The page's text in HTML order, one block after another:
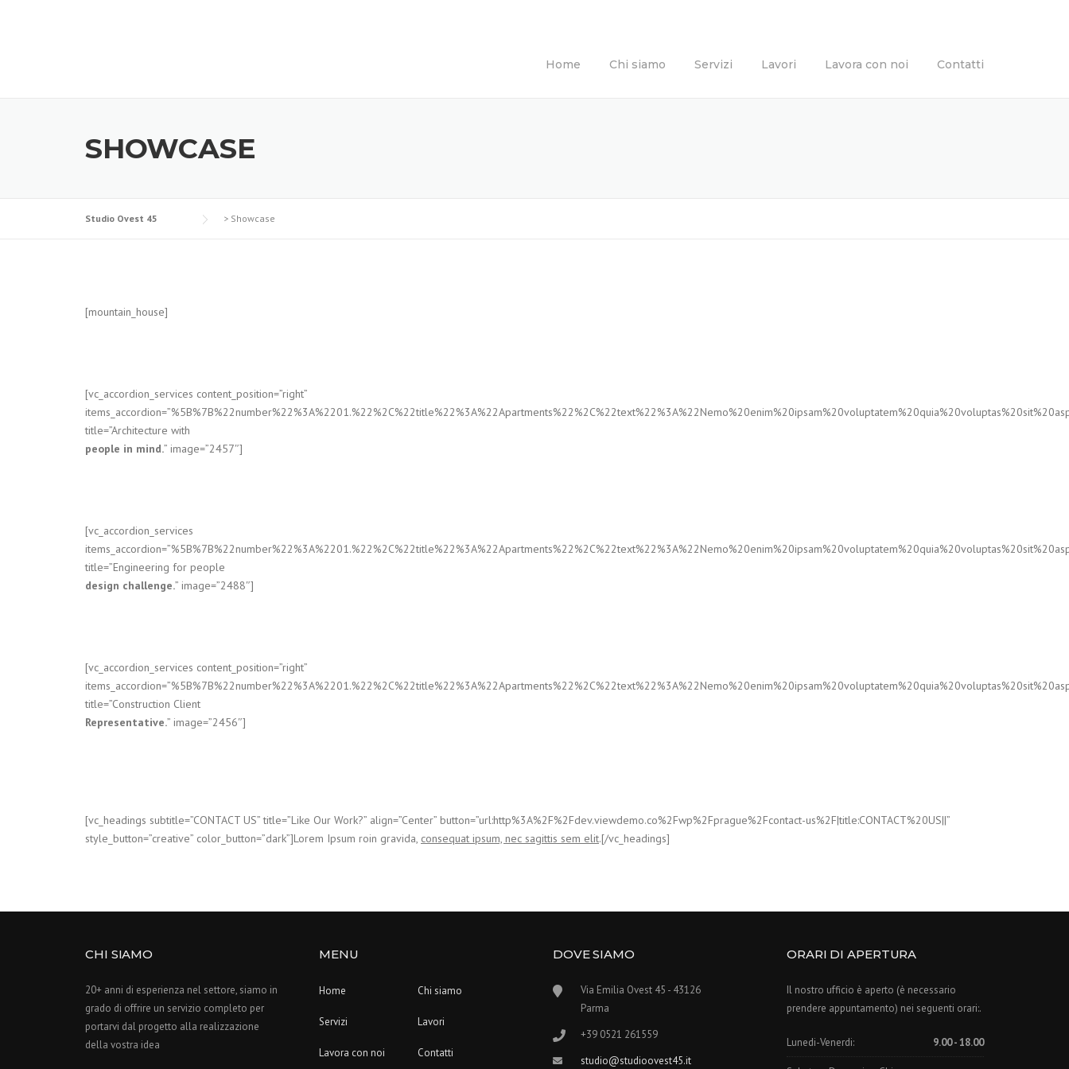
Home Chi siamo Servizi Lavori Lavora con noi Contatti
SHOWCASE
Studio Ovest 45 > Showcase
[mountain_house]
[vc_accordion_services content_position=”right”
title=”Architecture with
people in mind.” image=”2457″]
[vc_accordion_services
title=”Engineering for people
design challenge.” image=”2488″]
[vc_accordion_services content_position=”right”
title=”Construction Client
Representative.” image=”2456″]
[vc_headings subtitle=”CONTACT US” title=”Like Our Work?” align=”Center” button=”url:http%3A%2F%2Fdev.viewdemo.co%2Fwp%2Fprague%2Fcontact-us%2F|title:CONTACT%20US||”
style_button=”creative” color_button=”dark”]Lorem Ipsum roin gravida, consequat ipsum, nec sagittis sem elit.[/vc_headings]
CHI SIAMO
20+ anni di esperienza nel settore, siamo in
grado di offrire un servizio completo per
portarvi dal progetto alla realizzazione
della vostra idea
MENU
Home Chi siamo
Servizi Lavori
Lavora con noi Contatti
DOVE SIAMO
Via Emilia Ovest 45 - 43126
Parma
+39 0521 261559
studio@studioovest45.it
ORARI DI APERTURA
Il nostro ufficio è aperto (è necessario
prendere appuntamento) nei seguenti orari:.
Lunedi-Venerdi: 9.00 - 18.00